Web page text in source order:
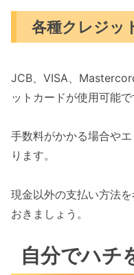
各種クレジッ
JCB、VISA、
ットカードが使用可能で
手数料がかかる場合や
ります。
現金以外の支払い方法
おきましょう。
自分でハチ